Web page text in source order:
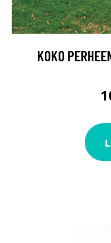
KOKO